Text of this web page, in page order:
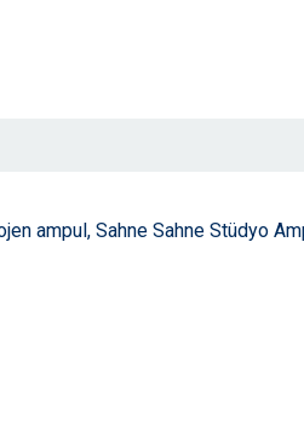
ampul, Sahne Sahne Stüdyo